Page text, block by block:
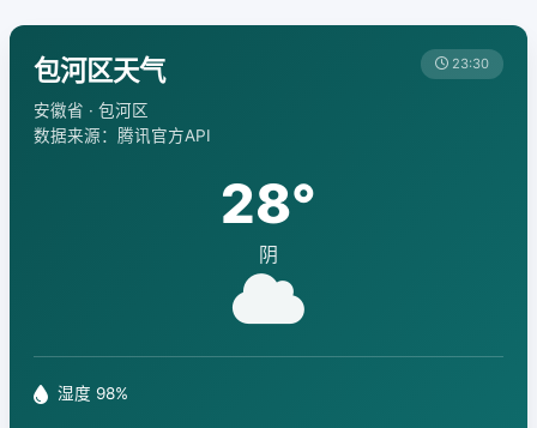
包河区天气
安徽省 · 包河区
数据来源：腾讯官方API
23:30
28°
阴
湿度 98%